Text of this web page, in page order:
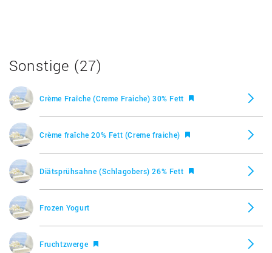
Mousse au Chocolat, Müller
Elsdorfer Zaziki, Heideblume-Molkerei
Kaffeeweißer, Lidl
Schlagsahne 30% Fett
Milsani Creme Leicht Kräuter, Aldi
Fettarme H Milch 1,5% Fett, K-Classic (Kaufland)
Sonstige (27)
Crème Fraîche (Creme Fraiche) 30% Fett
Crème fraîche 20% Fett (Creme fraiche)
Diätsprühsahne (Schlagobers) 26% Fett
Frozen Yogurt
Fruchtzwerge